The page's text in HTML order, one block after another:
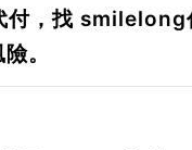
付，找 smilelong
。